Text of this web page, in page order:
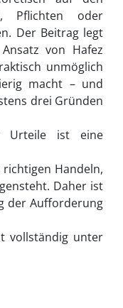
Pflichten oder
Der Beitrag legt
von Hafez
unmöglich
macht – und
drei Gründen
Urteile ist eine
Handeln,
Daher ist
der Aufforderung
vollständig unter